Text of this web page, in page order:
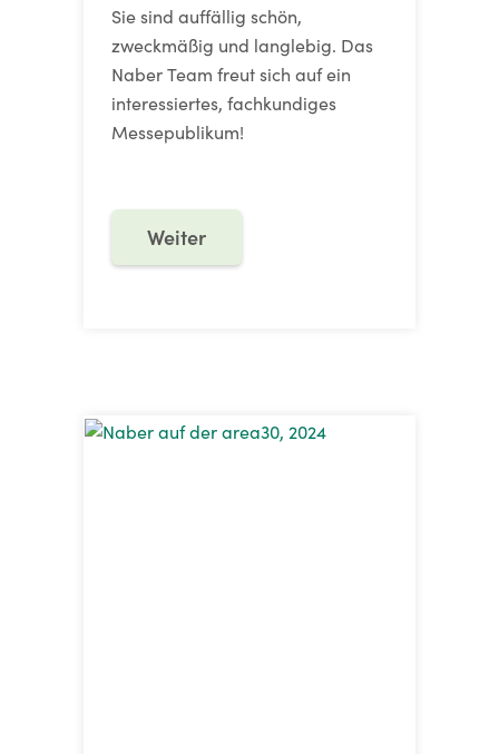
Sie sind auffällig schön,
zweckmäßig und langlebig. Das
Naber Team freut sich auf ein
interessiertes, fachkundiges
Messepublikum!
Weiter